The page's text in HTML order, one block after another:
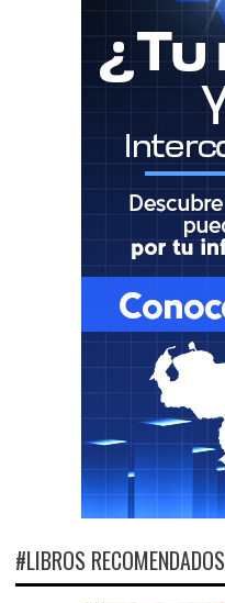
#LIBROS RECOMENDADOS